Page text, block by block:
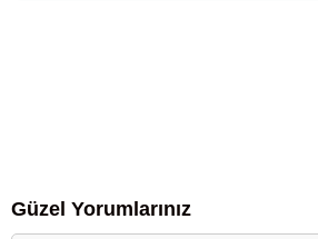
Güzel Yorumlarınız